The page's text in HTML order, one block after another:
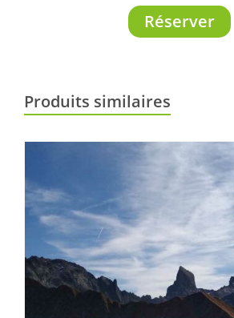
Réserver
Produits similaires